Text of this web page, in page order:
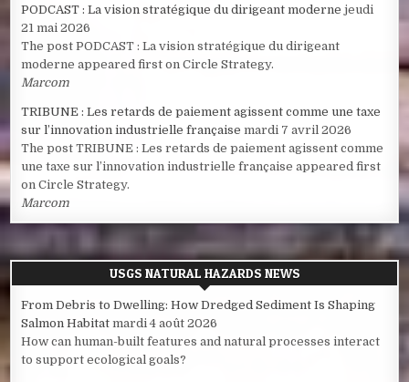
PODCAST : La vision stratégique du dirigeant moderne jeudi
21 mai 2026
The post PODCAST : La vision stratégique du dirigeant
moderne appeared first on Circle Strategy.
Marcom
TRIBUNE : Les retards de paiement agissent comme une taxe
sur l’innovation industrielle française mardi 7 avril 2026
The post TRIBUNE : Les retards de paiement agissent comme
une taxe sur l’innovation industrielle française appeared first
on Circle Strategy.
Marcom
USGS NATURAL HAZARDS NEWS
From Debris to Dwelling: How Dredged Sediment Is Shaping
Salmon Habitat mardi 4 août 2026
How can human-built features and natural processes interact
to support ecological goals?